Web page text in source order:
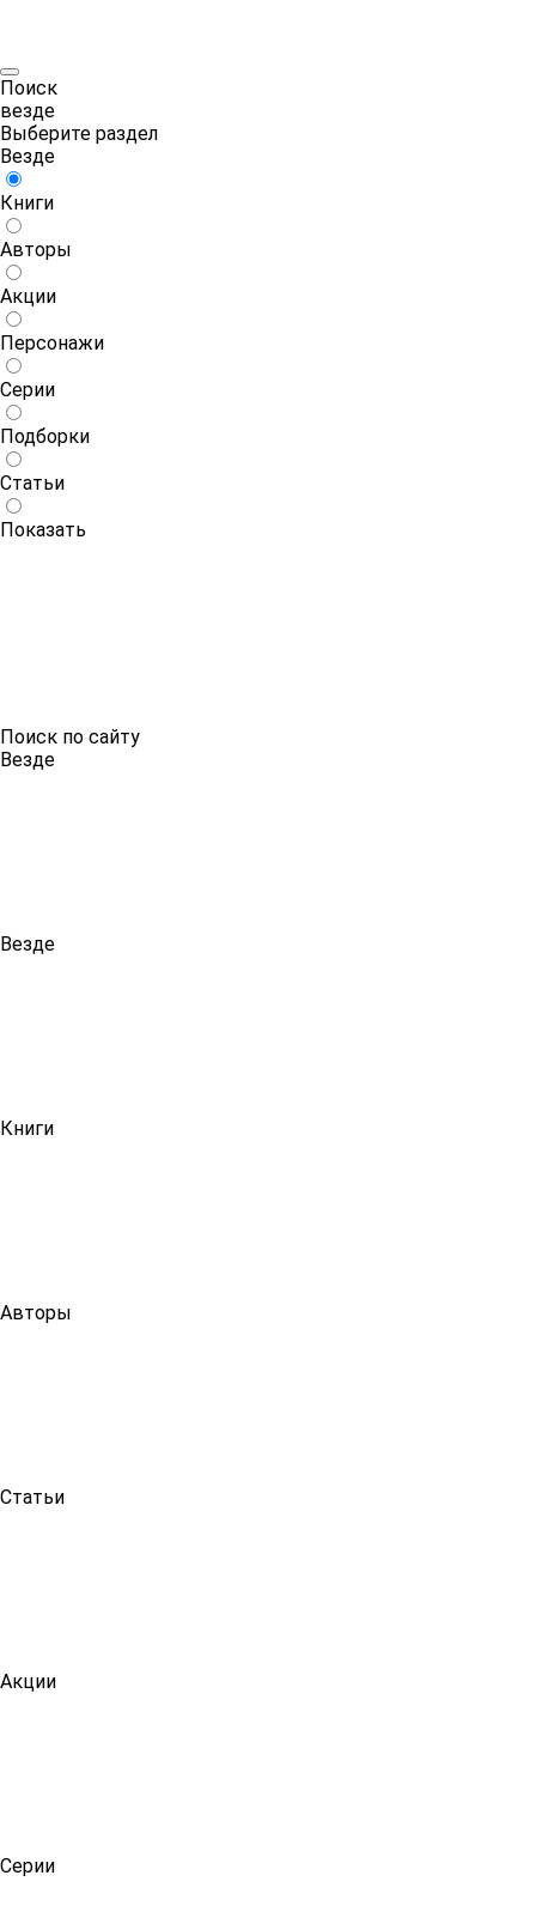
Поиск
везде
Выберите раздел
Везде
Книги
Авторы
Акции
Персонажи
Серии
Подборки
Статьи
Показать
Поиск по сайту
Везде
Везде
Книги
Авторы
Статьи
Акции
Серии